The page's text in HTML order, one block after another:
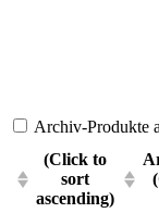
Archiv-Produkte
(Click to
sort
ascending)